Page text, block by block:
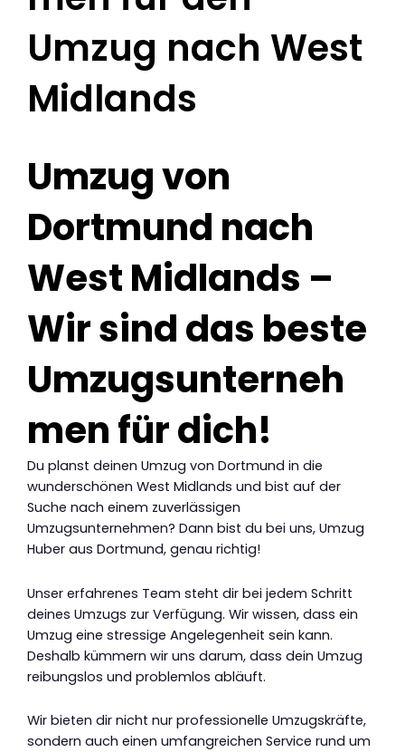
Umzug nach West
Midlands
Umzug von
Dortmund nach
West Midlands –
Wir sind das beste
Umzugsunterneh
men für dich!
Du planst deinen Umzug von Dortmund in die
wunderschönen West Midlands und bist auf der
Suche nach einem zuverlässigen
Umzugsunternehmen? Dann bist du bei uns, Umzug
Huber aus Dortmund, genau richtig!
Unser erfahrenes Team steht dir bei jedem Schritt
deines Umzugs zur Verfügung. Wir wissen, dass ein
Umzug eine stressige Angelegenheit sein kann.
Deshalb kümmern wir uns darum, dass dein Umzug
reibungslos und problemlos abläuft.
Wir bieten dir nicht nur professionelle Umzugskräfte,
sondern auch einen umfangreichen Service rund um